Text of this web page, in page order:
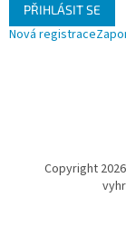
PŘIHLÁSIT SE
Nová registrace
Copyright 2026